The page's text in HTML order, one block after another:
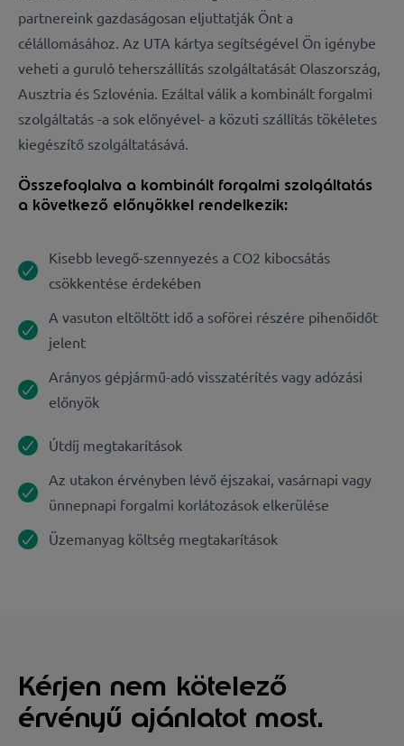
partnereink gazdaságosan eljuttatják Önt a
célállomásához. Az UTA kártya segítségével Ön igénybe
veheti a guruló teherszállítás szolgáltatását Olaszország,
Ausztria és Szlovénia. Ezáltal válik a kombinált forgalmi
szolgáltatás -a sok előnyével- a közuti szállítás tökéletes
kiegészítő szolgáltatásává.
Összefoglalva a kombinált forgalmi szolgáltatás
a következő előnyökkel rendelkezik:
Kisebb levegő-szennyezés a CO2 kibocsátás
csökkentése érdekében
A vasuton eltöltött idő a soförei részére pihenőidőt
jelent
Arányos gépjármű-adó visszatérítés vagy adózási
előnyök
Útdíj megtakarítások
Az utakon érvényben lévő éjszakai, vasárnapi vagy
ünnepnapi forgalmi korlátozások elkerülése
Üzemanyag költség megtakarítások
Kérjen nem kötelező
érvényű ajánlatot most.